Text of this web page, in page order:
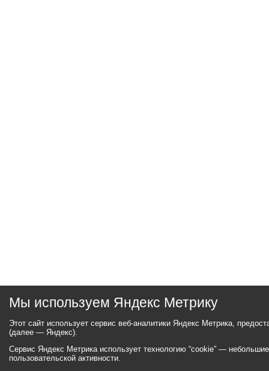
Мы используем Яндекс Метрику
Этот сайт использует сервис веб-аналитики Яндекс Метрика,
(далее — Яндекс).
Сервис Яндекс Метрика использует технологию “cookie” —
пользовательской активности.